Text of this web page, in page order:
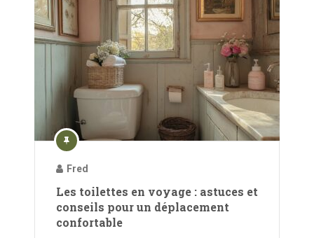
Fred
Les toilettes en voyage : astuces et
conseils pour un déplacement
confortable